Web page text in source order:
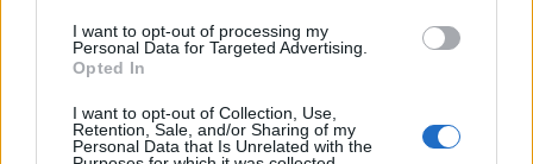
I want to opt-out of processing my
Personal Data for Targeted Advertising.
Opted In
I want to opt-out of Collection, Use,
Retention, Sale, and/or Sharing of my
Personal Data that Is Unrelated with the